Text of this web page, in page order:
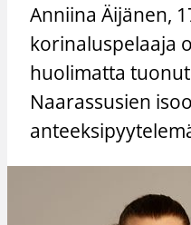
Anniina Äijänen,
korinaluspelaaja
huolimatta
Naarassusien